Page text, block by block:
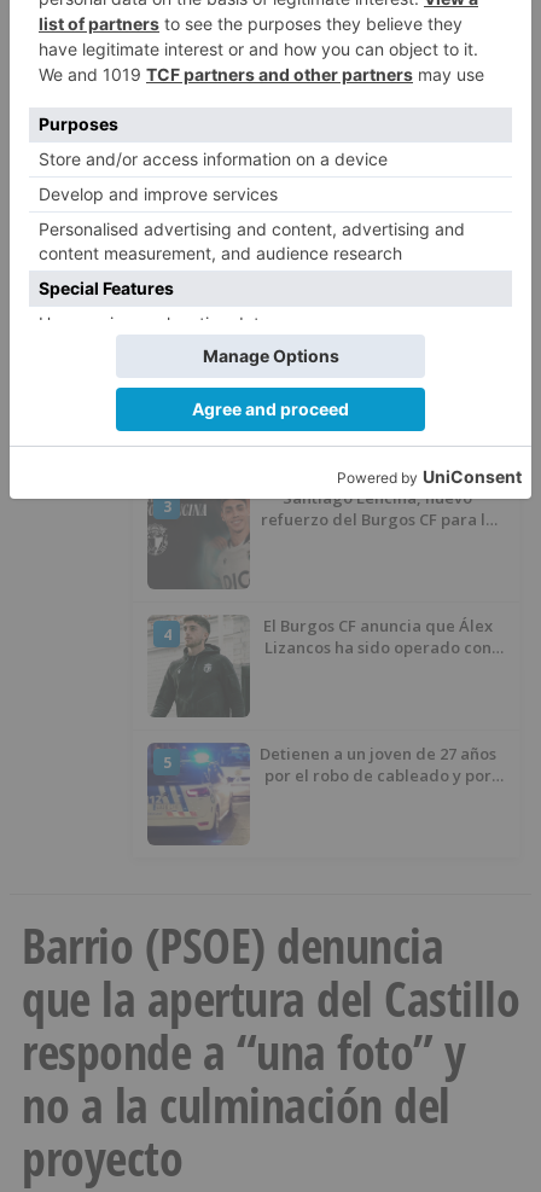
5
El PSOE denuncia que las
piscinas municipales de Burgos
llevan seis meses sin la
desinfección obligatoria contra
plagas
LO ÚLTIMO
1
Calor y posibles tormentas en
Burgos durante el eclipse del 12
2
Felix Gall asalta el liderato con
una exhibición en El Escudo
3
Santiago Lencina, nuevo
refuerzo del Burgos CF para la
4
El Burgos CF anuncia que Álex
Lizancos ha sido operado con
5
Detienen a un joven de 27 años
por el robo de cableado y por
Barrio (PSOE) denuncia
que la apertura del Castillo
responde a “una foto” y
no a la culminación del
proyecto